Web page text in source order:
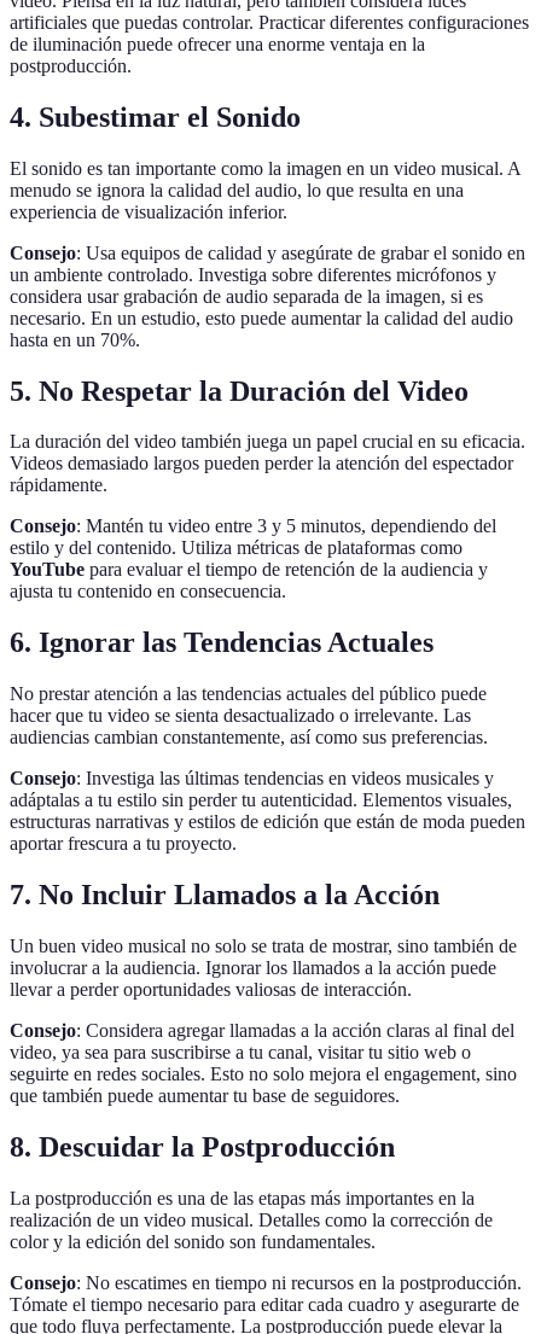
artificiales que puedas controlar. Practicar diferentes configuraciones
de iluminación puede ofrecer una enorme ventaja en la
postproducción.
4. Subestimar el Sonido
El sonido es tan importante como la imagen en un video musical. A
menudo se ignora la calidad del audio, lo que resulta en una
experiencia de visualización inferior.
Consejo: Usa equipos de calidad y asegúrate de grabar el sonido en
un ambiente controlado. Investiga sobre diferentes micrófonos y
considera usar grabación de audio separada de la imagen, si es
necesario. En un estudio, esto puede aumentar la calidad del audio
hasta en un 70%.
5. No Respetar la Duración del Video
La duración del video también juega un papel crucial en su eficacia.
Videos demasiado largos pueden perder la atención del espectador
rápidamente.
Consejo: Mantén tu video entre 3 y 5 minutos, dependiendo del
estilo y del contenido. Utiliza métricas de plataformas como
YouTube para evaluar el tiempo de retención de la audiencia y
ajusta tu contenido en consecuencia.
6. Ignorar las Tendencias Actuales
No prestar atención a las tendencias actuales del público puede
hacer que tu video se sienta desactualizado o irrelevante. Las
audiencias cambian constantemente, así como sus preferencias.
Consejo: Investiga las últimas tendencias en videos musicales y
adáptalas a tu estilo sin perder tu autenticidad. Elementos visuales,
estructuras narrativas y estilos de edición que están de moda pueden
aportar frescura a tu proyecto.
7. No Incluir Llamados a la Acción
Un buen video musical no solo se trata de mostrar, sino también de
involucrar a la audiencia. Ignorar los llamados a la acción puede
llevar a perder oportunidades valiosas de interacción.
Consejo: Considera agregar llamadas a la acción claras al final del
video, ya sea para suscribirse a tu canal, visitar tu sitio web o
seguirte en redes sociales. Esto no solo mejora el engagement, sino
que también puede aumentar tu base de seguidores.
8. Descuidar la Postproducción
La postproducción es una de las etapas más importantes en la
realización de un video musical. Detalles como la corrección de
color y la edición del sonido son fundamentales.
Consejo: No escatimes en tiempo ni recursos en la postproducción.
Tómate el tiempo necesario para editar cada cuadro y asegurarte de
que todo fluya perfectamente. La postproducción puede elevar la